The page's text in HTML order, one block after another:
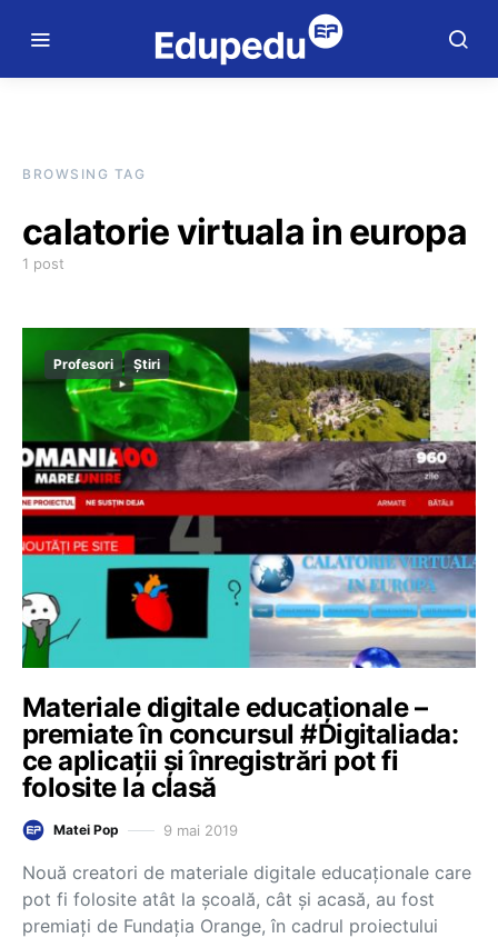
BROWSING TAG
calatorie virtuala in europa
1 post
Profesori Știri
Materiale digitale educaționale –
premiate în concursul #Digitaliada:
ce aplicații și înregistrări pot fi
folosite la clasă
Matei Pop 9 mai 2019
Nouă creatori de materiale digitale educaționale care
pot fi folosite atât la școală, cât și acasă, au fost
premiați de Fundația Orange, în cadrul proiectului